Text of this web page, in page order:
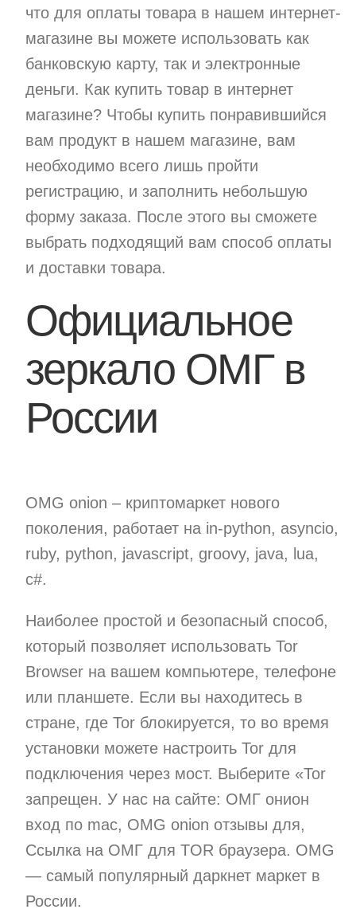
что для оплаты товара в нашем интернет-
магазине вы можете использовать как
банковскую карту, так и электронные
деньги. Как купить товар в интернет
магазине? Чтобы купить понравившийся
вам продукт в нашем магазине, вам
необходимо всего лишь пройти
регистрацию, и заполнить небольшую
форму заказа. После этого вы сможете
выбрать подходящий вам способ оплаты
и доставки товара.
Официальное
зеркало ОМГ в
России
OMG onion – криптомаркет нового
поколения, работает на in-python, asyncio,
ruby, python, javascript, groovy, java, lua,
c#.
Наиболее простой и безопасный способ,
который позволяет использовать Tor
Browser на вашем компьютере, телефоне
или планшете. Если вы находитесь в
стране, где Tor блокируется, то во время
установки можете настроить Tor для
подключения через мост. Выберите «Tor
запрещен. У нас на сайте: ОМГ онион
вход по mac, OMG onion отзывы для,
Ссылка на ОМГ для TOR браузера. OMG
— самый популярный даркнет маркет в
России.